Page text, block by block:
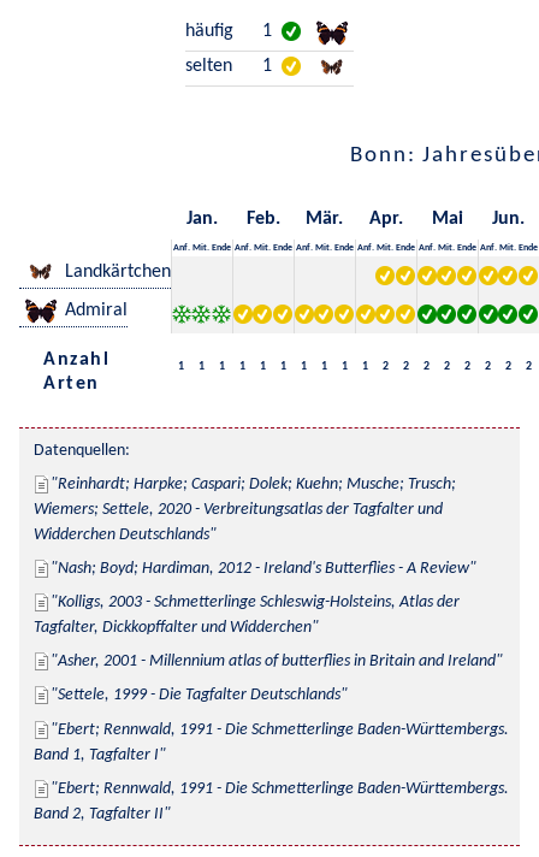
häufig
1
selten
1
Bonn:
Jan. Feb. Mär. Apr. Mai Jun.
Anf. Mit. Ende Anf. Mit. Ende Anf. Mit. Ende Anf. Mit. Ende Anf. Mit. Ende Anf. Mit. Ende
Landkärtchen
Admiral
Anzahl
Arten
1 1 1 1 1 1 1 1 1 1 2 2 2 2 2 2 2 2
Datenquellen:
Reinhardt; Harpke; Caspari; Dolek; Kuehn; Musche; Trusch;
Wiemers; Settele, 2020 - Verbreitungsatlas der Tagfalter und
Widderchen Deutschlands
Nash; Boyd; Hardiman, 2012 - Ireland's Butterflies - A Review
Kolligs, 2003 - Schmetterlinge Schleswig-Holsteins, Atlas der
Tagfalter, Dickkopffalter und Widderchen
Asher, 2001 - Millennium atlas of butterflies in Britain and Ireland
Settele, 1999 - Die Tagfalter Deutschlands
Ebert; Rennwald, 1991 - Die Schmetterlinge Baden-Württembergs.
Band 1, Tagfalter I
Ebert; Rennwald, 1991 - Die Schmetterlinge Baden-Württembergs.
Band 2, Tagfalter II